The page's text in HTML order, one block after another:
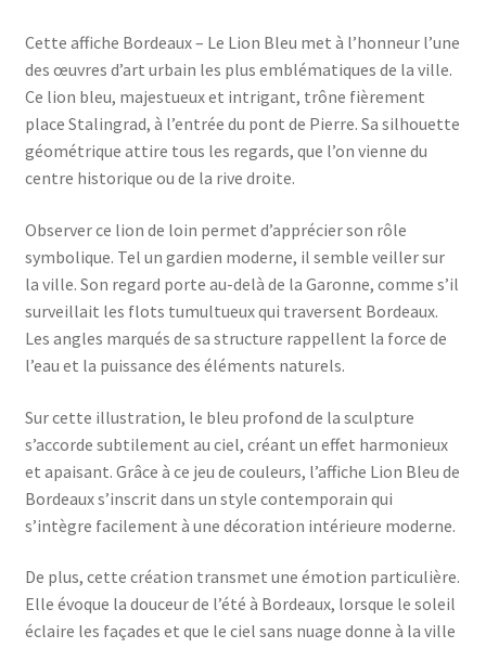
Cette affiche Bordeaux – Le Lion Bleu met à l’honneur l’une
des œuvres d’art urbain les plus emblématiques de la ville.
Ce lion bleu, majestueux et intrigant, trône fièrement
place Stalingrad, à l’entrée du pont de Pierre. Sa silhouette
géométrique attire tous les regards, que l’on vienne du
centre historique ou de la rive droite.
Observer ce lion de loin permet d’apprécier son rôle
symbolique. Tel un gardien moderne, il semble veiller sur
la ville. Son regard porte au-delà de la Garonne, comme s’il
surveillait les flots tumultueux qui traversent Bordeaux.
Les angles marqués de sa structure rappellent la force de
l’eau et la puissance des éléments naturels.
Sur cette illustration, le bleu profond de la sculpture
s’accorde subtilement au ciel, créant un effet harmonieux
et apaisant. Grâce à ce jeu de couleurs, l’affiche Lion Bleu de
Bordeaux s’inscrit dans un style contemporain qui
s’intègre facilement à une décoration intérieure moderne.
De plus, cette création transmet une émotion particulière.
Elle évoque la douceur de l’été à Bordeaux, lorsque le soleil
éclaire les façades et que le ciel sans nuage donne à la ville